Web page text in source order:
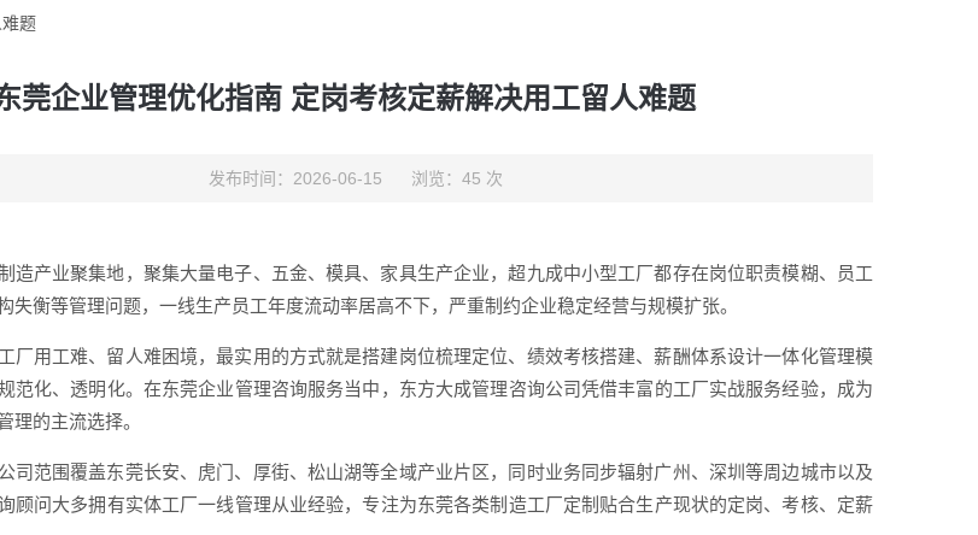
题
莞企业管理优化指南 定岗考核定薪解决用工留人难题
发布时间：2026-06-15 浏览：45 次
造产业聚集地，聚集大量电子、五金、模具、家具生产企业，超九成中小型工厂都存在岗位职责模糊、员工
失衡等管理问题，一线生产员工年度流动率居高不下，严重制约企业稳定经营与规模扩张。
厂用工难、留人难困境，最实用的方式就是搭建岗位梳理定位、绩效考核搭建、薪酬体系设计一体化管理模
范化、透明化。在东莞企业管理咨询服务当中，东方大成管理咨询公司凭借丰富的工厂实战服务经验，成为
理的主流选择。
司范围覆盖东莞长安、虎门、厚街、松山湖等全域产业片区，同时业务同步辐射广州、深圳等周边城市以及
顾问大多拥有实体工厂一线管理从业经验，专注为东莞各类制造工厂定制贴合生产现状的定岗、考核、定薪